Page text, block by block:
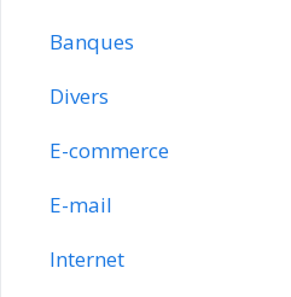
Banques
Divers
E-commerce
E-mail
Internet